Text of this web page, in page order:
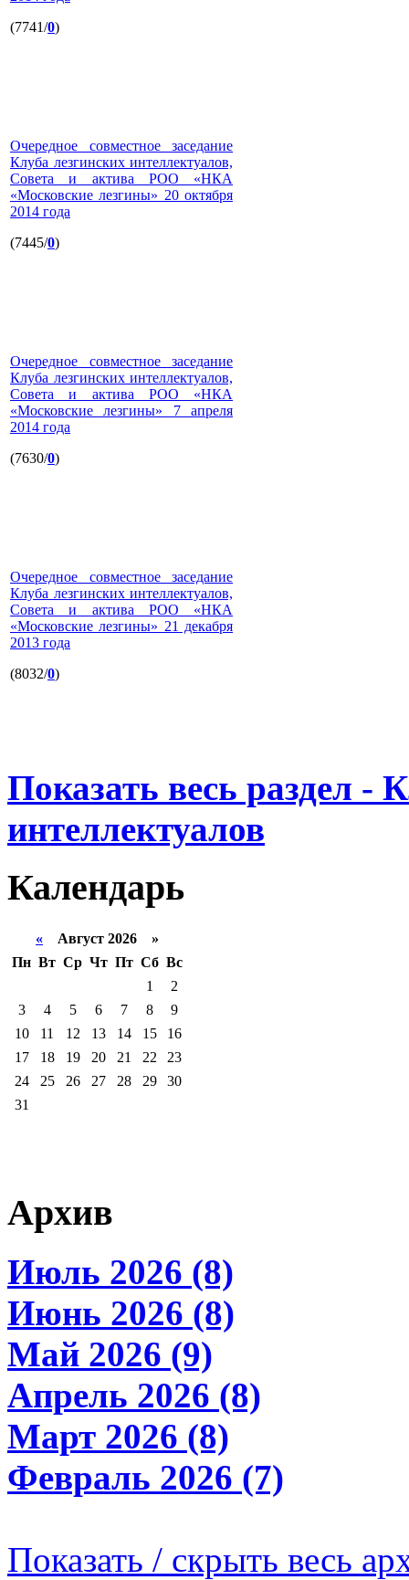
(7741/0)
Очередное совместное заседание
Клуба лезгинских интеллектуалов,
Совета и актива РОО «НКА
«Московские лезгины» 20 октября
2014 года
(7445/0)
Очередное совместное заседание
Клуба лезгинских интеллектуалов,
Совета и актива РОО «НКА
«Московские лезгины» 7 апреля
2014 года
(7630/0)
Очередное совместное заседание
Клуба лезгинских интеллектуалов,
Совета и актива РОО «НКА
«Московские лезгины» 21 декабря
2013 года
(8032/0)
Показать весь раздел -
интеллектуалов
Календарь
« Август 2026 »
Пн Вт Ср Чт Пт Сб Вс
1
2
3
4 5 6 7 8
9
10
11 12 13 14 15
16
17
18 19 20 21 22
23
24
25 26 27 28 29
30
31
Архив
Июль 2026 (8)
Июнь 2026 (8)
Май 2026 (9)
Апрель 2026 (8)
Март 2026 (8)
Февраль 2026 (7)
Показать / скрыть весь